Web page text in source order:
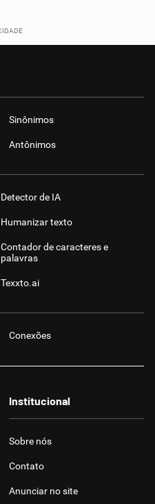
Sinônimos
Antônimos
Detector de IA
Humanizar texto
Contador de caracteres e
palavras
Texxto.ai
Conexões
Institucional
Sobre nós
Contato
Anunciar no site